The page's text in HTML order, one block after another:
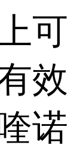
可
效
诺